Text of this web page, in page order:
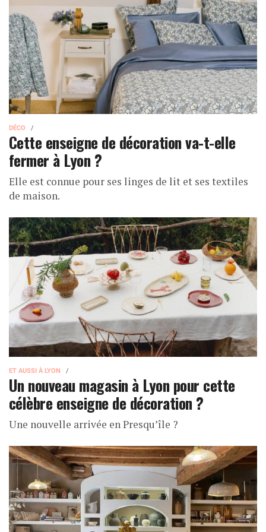
DÉCO
Cette enseigne de décoration va-t-elle
fermer à Lyon ?
Elle est connue pour ses linges de lit et ses textiles
de maison.
ET AUSSI À LYON
Un nouveau magasin à Lyon pour cette
célèbre enseigne de décoration ?
Une nouvelle arrivée en Presqu’île ?